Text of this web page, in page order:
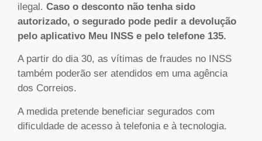
ilegal. Caso o desconto não tenha sido
autorizado, o segurado pode pedir a devolução
pelo aplicativo Meu INSS e pelo telefone 135.
A partir do dia 30, as vítimas de fraudes no INSS
também poderão ser atendidos em uma agência
dos Correios.
A medida pretende beneficiar segurados com
dificuldade de acesso à telefonia e à tecnologia.